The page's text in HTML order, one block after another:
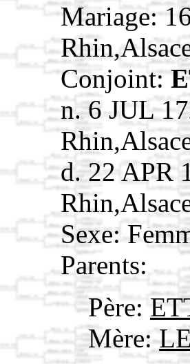
Mariage:
Conjoint:
n. 6 JUL
d. 22 APR
Sexe:
Parents:
Père:
Mère: